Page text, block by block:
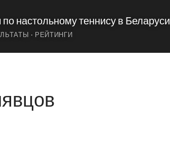
настольному теннису в Беларуси